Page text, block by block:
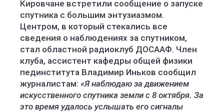
Кировчане встретили сообщение о запуске
спутника с большим энтузиазмом.
Центром, в который стекались все
сведения о наблюдениях за спутником,
стал областной радиоклуб ДОСААФ. Член
клуба, ассистент кафедры общей физики
пединститута Владимир Иньков сообщил
журналистам: «Я наблюдаю за движением
искусственного спутника земли с 8 октября. За
это время удалось услышать его сигналы